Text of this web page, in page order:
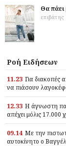
Θα πάει
Ροή Ειδήσεων
11.23 Για διακοπές
να πιάσουν
12.33 Η άγνωστη
απέχει μόλις 17.000
09.14 Με την
αυτοκίνητο ο